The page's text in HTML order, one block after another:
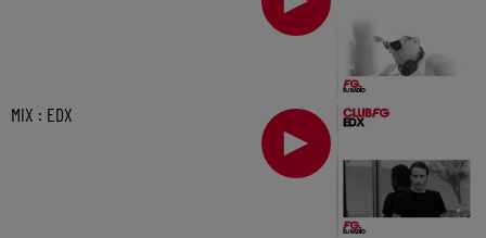
MIX : EDX